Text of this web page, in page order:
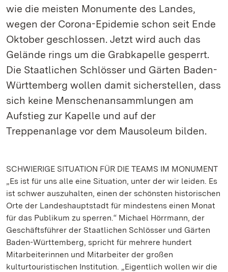
wie die meisten Monumente des Landes,
wegen der Corona-Epidemie schon seit Ende
Oktober geschlossen. Jetzt wird auch das
Gelände rings um die Grabkapelle gesperrt.
Die Staatlichen Schlösser und Gärten Baden-
Württemberg wollen damit sicherstellen, dass
sich keine Menschenansammlungen am
Aufstieg zur Kapelle und auf der
Treppenanlage vor dem Mausoleum bilden.
SCHWIERIGE SITUATION FÜR DIE TEAMS IM MONUMENT
„Es ist für uns alle eine Situation, unter der wir leiden. Es
ist schwer auszuhalten, einen der schönsten historischen
Orte der Landeshauptstadt für mindestens einen Monat
für das Publikum zu sperren.“ Michael Hörrmann, der
Geschäftsführer der Staatlichen Schlösser und Gärten
Baden-Württemberg, spricht für mehrere hundert
Mitarbeiterinnen und Mitarbeiter der großen
kulturtouristischen Institution. „Eigentlich wollen wir die